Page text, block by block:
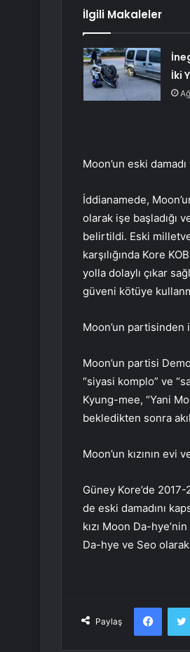
İlgili Makaleler
İki
Moon’un eski
İddianamede,
olarak işe başladığı
belirtildi. Eski
karşılığında Kore
yolla dolaylı çıkar
güveni kötüye
Moon’un partisinden
Moon’un partisi
“siyasi komplo” ve
Kyung-mee, “Yani
bekledikten sonra
Moon’un kızının evi
Güney Kore’de
de eski damadını
kızı Moon Da-
Da-hye ve Seo olarak
Paylaş